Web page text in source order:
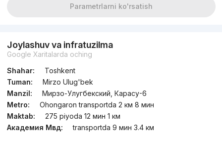
Parametrlarni ko'rsatish
Joylashuv va infratuzilma
Google Xaritalarda oching
Shahar:
Toshkent
Tuman:
Mirzo Ulug'bek
Manzil:
Мирзо-Улугбекский, Карасу-6
Metro:
Ohongaron transportda 2 км 8 мин
Maktab:
275 piyoda 12 мин 1 км
Академия Мвд:
transportda 9 мин 3.4 км